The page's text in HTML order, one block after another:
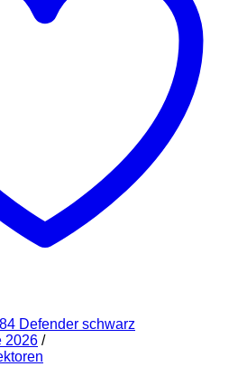
2026 /